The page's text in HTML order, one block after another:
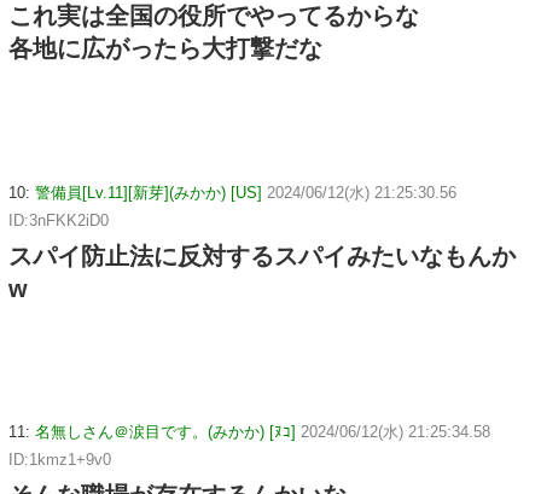
これ実は全国の役所でやってるからな
各地に広がったら大打撃だな
10: 警備員[Lv.11][新芽](みかか) [US] 2024/06/12(水) 21:25:30.56
ID:3nFKK2iD0
スパイ防止法に反対するスパイみたいなもんか
w
11: 名無しさん＠涙目です。(みかか) [ﾇｺ] 2024/06/12(水) 21:25:34.58
ID:1kmz1+9v0